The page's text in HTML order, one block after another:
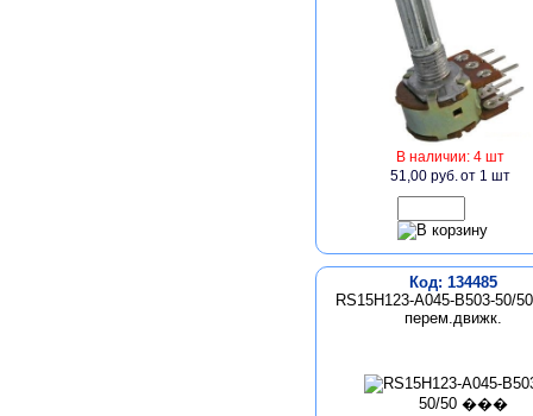
В наличии: 4 шт
51,00 руб.от 1 шт
Код: 134485
RS15H123-A045-B503-50/
перем.движк.